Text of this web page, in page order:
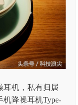
耳机，私有归属
降噪耳机Type-